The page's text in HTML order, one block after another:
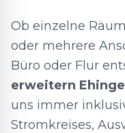
Ob einzelne
oder mehrere
Büro oder Flur
erweitern
uns immer
Stromkreises,